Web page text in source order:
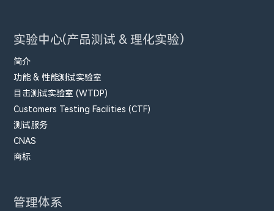
实验中心(产品测试 & 理化实验）
简介
功能 & 性能测试实验室
目击测试实验室 (WTDP)
Customers Testing Facilities (CTF)
测试服务
CNAS
商标
管理体系